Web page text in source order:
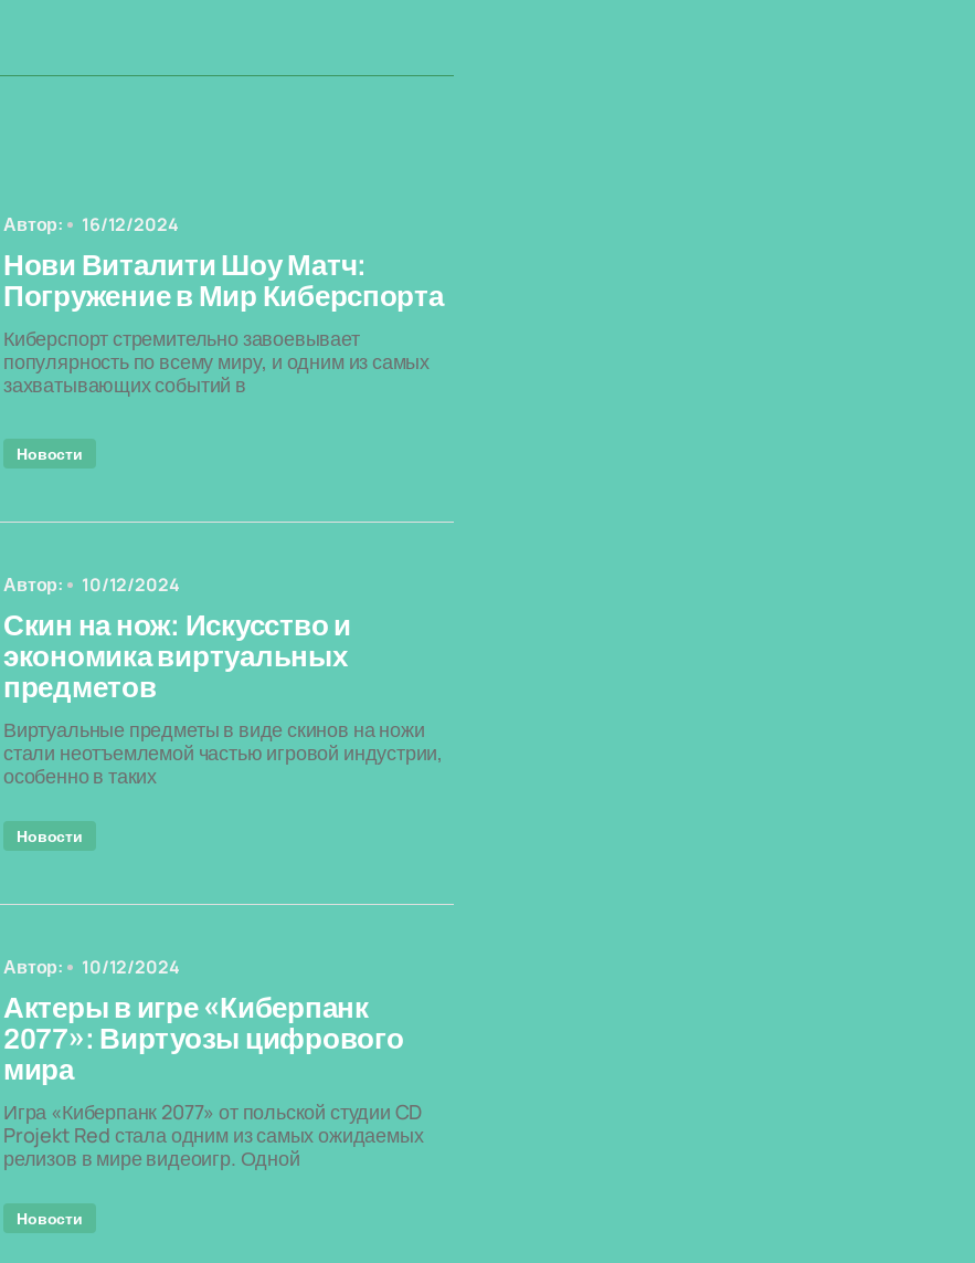
Автор: 16/12/2024
Нови Виталити Шоу Матч:
Погружение в Мир Киберспорта
Киберспорт стремительно завоевывает
популярность по всему миру, и одним из самых
захватывающих событий в
Новости
Автор: 10/12/2024
Скин на нож: Искусство и
экономика виртуальных
предметов
Виртуальные предметы в виде скинов на ножи
стали неотъемлемой частью игровой индустрии,
особенно в таких
Новости
Автор: 10/12/2024
Актеры в игре «Киберпанк
2077»: Виртуозы цифрового
мира
Игра «Киберпанк 2077» от польской студии CD
Projekt Red стала одним из самых ожидаемых
релизов в мире видеоигр. Одной
Новости